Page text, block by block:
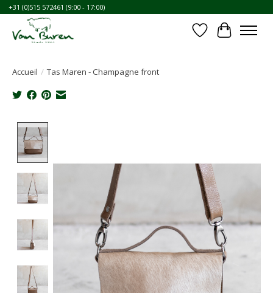
+31 (0)515 572461 (9:00 - 17:00)
Liste dePanier
Accueil / Tas Maren - Champagne front